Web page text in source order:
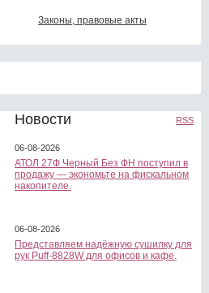
Законы, правовые акты
Новости RSS
06-08-2026
АТОЛ 27Ф Черный Без ФН поступил в
продажу — экономьте на фискальном
накопителе.
06-08-2026
Представляем надёжную сушилку для
рук Puff-8828W для офисов и кафе.